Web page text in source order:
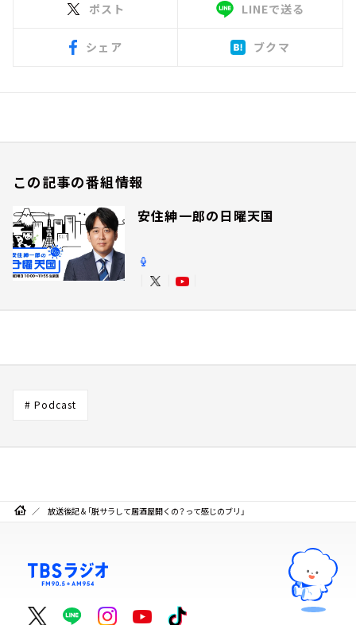
ポスト LINEで送る
シェア ブクマ
この記事の番組情報
安住紳一郎の日曜天国
# Podcast
放送後記＆「脱サラして居酒屋開くの？って感じのブリ」